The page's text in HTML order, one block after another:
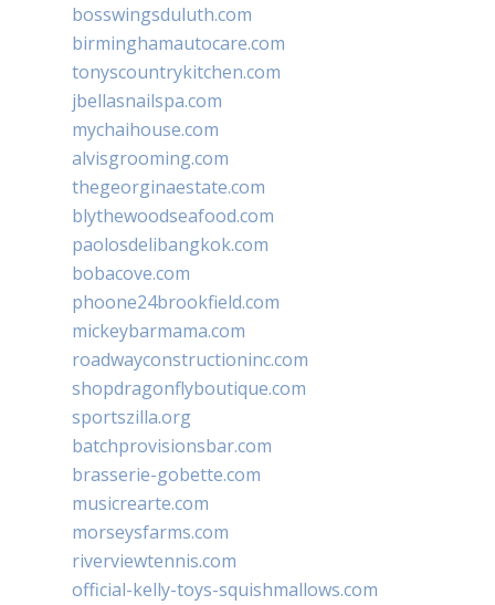
bosswingsduluth.com
birminghamautocare.com
tonyscountrykitchen.com
jbellasnailspa.com
mychaihouse.com
alvisgrooming.com
thegeorginaestate.com
blythewoodseafood.com
paolosdelibangkok.com
bobacove.com
phoone24brookfield.com
mickeybarmama.com
roadwayconstructioninc.com
shopdragonflyboutique.com
sportszilla.org
batchprovisionsbar.com
brasserie-gobette.com
musicrearte.com
morseysfarms.com
riverviewtennis.com
official-kelly-toys-squishmallows.com